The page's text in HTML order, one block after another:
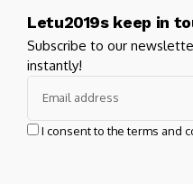
Letu2019s keep in
Subscribe to our
instantly!
I consent to the terms and